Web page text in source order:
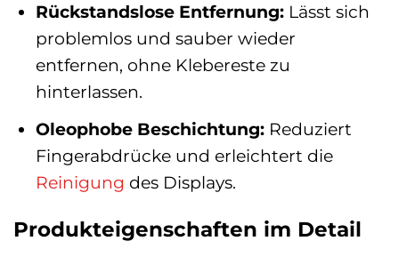
Rückstandslose Entfernung:Lässt sich
problemlos und sauber wieder
entfernen, ohne Klebereste zu
hinterlassen.
Oleophobe Beschichtung:Reduziert
Fingerabdrücke und erleichtert die
Reinigung des Displays.
Produkteigenschaften im Detail